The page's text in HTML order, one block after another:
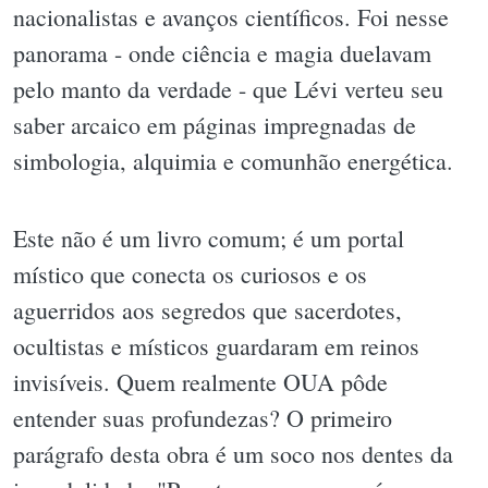
nacionalistas e avanços científicos. Foi nesse
panorama - onde ciência e magia duelavam
pelo manto da verdade - que Lévi verteu seu
saber arcaico em páginas impregnadas de
simbologia, alquimia e comunhão energética.
Este não é um livro comum; é um portal
místico que conecta os curiosos e os
aguerridos aos segredos que sacerdotes,
ocultistas e místicos guardaram em reinos
invisíveis. Quem realmente OUA pôde
entender suas profundezas? O primeiro
parágrafo desta obra é um soco nos dentes da